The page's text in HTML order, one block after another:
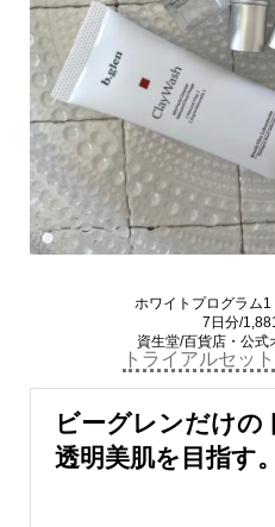
ホワイトプログラム
7日分/
資生堂/百貨店・公式
トライアルセッ
ビーグレンだけの
透明美肌を目指す。